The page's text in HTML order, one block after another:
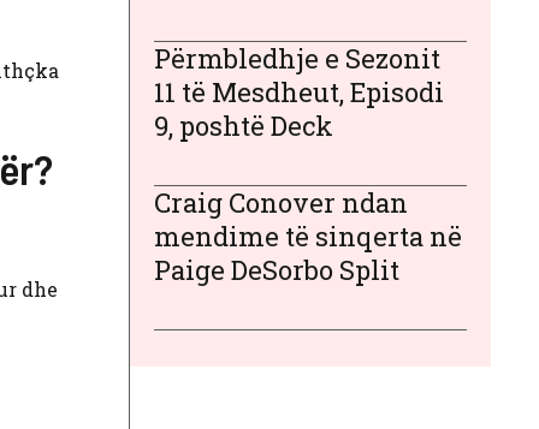
dhe
Përmbledhje e Sezonit
11 të Mesdheut, Episodi
9, poshtë Deck
Craig Conover ndan
mendime të sinqerta në
Paige DeSorbo Split